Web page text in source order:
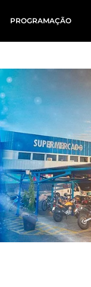
PROGRAMAÇÃO